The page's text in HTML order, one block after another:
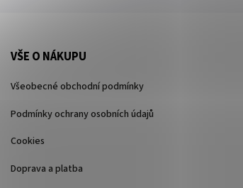
VŠE O NÁKUPU
Všeobecné obchodní podmínky
Podmínky ochrany osobních údajů
Cookies
Doprava a platba